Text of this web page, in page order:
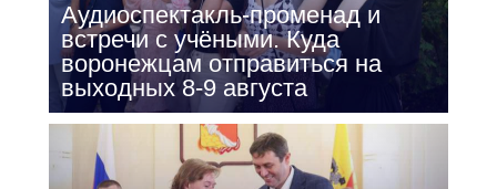
Аудиоспектакль-променад и
встречи с учёными. Куда
воронежцам отправиться на
выходных 8-9 августа